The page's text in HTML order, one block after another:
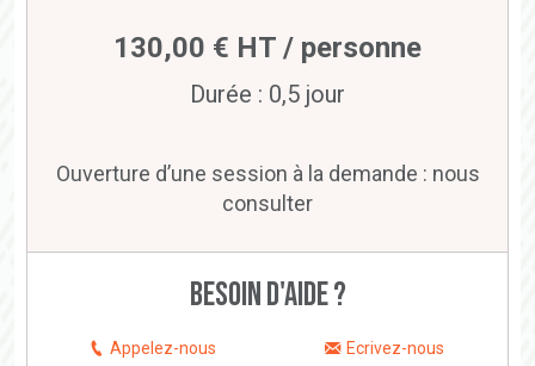
130,00 € HT / personne
Durée : 0,5 jour
Ouverture d’une session à la demande : nous
consulter
Besoin d'aide ?
Appelez-nous Ecrivez-nous